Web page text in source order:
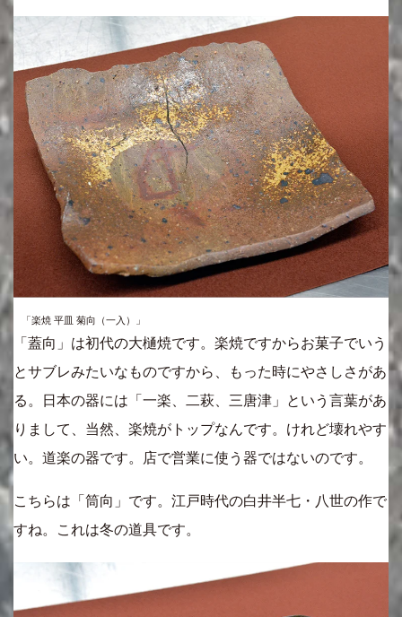
「楽焼 平皿 菊向（一入）」
「蓋向」は初代の大樋焼です。楽焼ですからお菓子でいう
とサブレみたいなものですから、もった時にやさしさがあ
る。日本の器には「一楽、二萩、三唐津」という言葉があ
りまして、当然、楽焼がトップなんです。けれど壊れやす
い。道楽の器です。店で営業に使う器ではないのです。
こちらは「筒向」です。江戸時代の白井半七・八世の作で
すね。これは冬の道具です。